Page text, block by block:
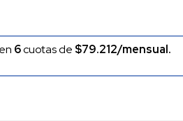
6cuotas de $79.212/mensual.